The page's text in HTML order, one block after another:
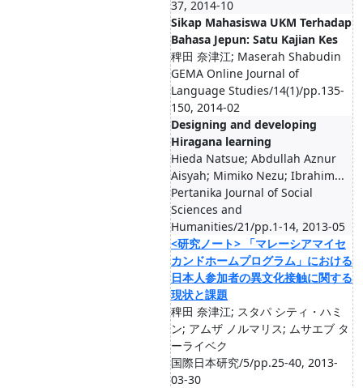
37, 2014-10
Sikap Mahasiswa UKM Terhadap
Bahasa Jepun: Satu Kajian Kes
稗田 奈津江; Maserah Shabudin
GEMA Online Journal of
Language Studies/14(1)/pp.135-
150, 2014-02
Designing and developing
Hiragana learning
Hieda Natsue; Abdullah Aznur
Aisyah; Mimiko Nezu; Ibrahim...
Pertanika Journal of Social
Sciences and
Humanities/21/pp.1-14, 2013-05
<研究ノート> 「マレーシアマイセ
カンドホームプログラム」における
日本人参加者の異文化接触に関する
現状と課題
稗田 奈津江; スタパ シティ・ハミ
ン; アムザ ノルマリス; ムサエブ タ
ーライベク
国際日本研究/5/pp.25-40, 2013-
03-30